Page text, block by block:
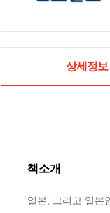
상세정보
책소개
일본, 그리고 일본